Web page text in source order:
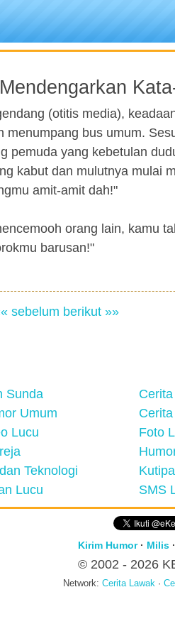
(otitis media),
bus umum.
pemuda yang kebetulan
kabut dan mulutnya mulai
amit-amit dah!"
orang lain, kamu
barusan!"
sebelum berikut »»
Sunda
Umum
Lucu Foto
Teknologi
Lucu SMS
Kirim Humor· Milis ·
© 2002 - 2026
Network: Cerita Lawak ·